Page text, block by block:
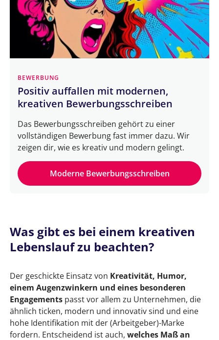
BEWERBUNG
Positiv auffallen mit modernen,
kreativen Bewerbungsschreiben
Das Bewerbungsschreiben gehört zu einer
vollständigen Bewerbung fast immer dazu. Wir
zeigen dir, wie es kreativ und modern gelingt.
Moderne Bewerbungsschreiben
Was gibt es bei einem kreativen
Lebenslauf zu beachten?
Der geschickte Einsatz von Kreativität, Humor,
einem Augenzwinkern und eines besonderen
Engagements passt vor allem zu Unternehmen, die
ähnlich ticken, modern und innovativ sind und eine
hohe Identifikation mit der (Arbeitgeber)-Marke
fordern. Entscheidend ist auch, welches Maß an